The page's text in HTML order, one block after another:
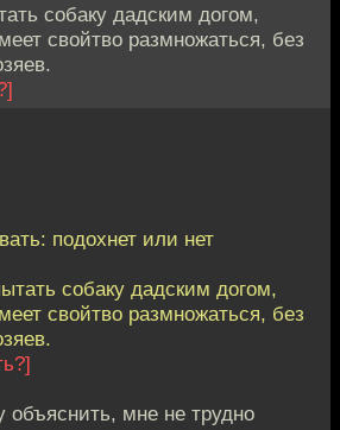
собаку дадским догом,
свойтво размножаться, без
подохнет или нет
собаку дадским догом,
свойтво размножаться, без
объяснить, мне не трудно